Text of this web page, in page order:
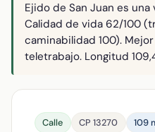
Ejido de San Juan es una
Calidad de vida 62/100
caminabilidad 100).
teletrabajo. Longitud
Calle CP 13270 109